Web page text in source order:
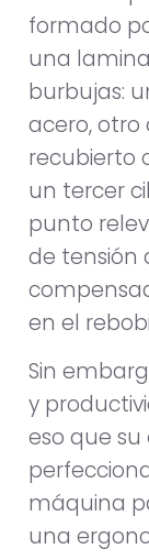
formado
una
burbujas:
acero,
recubierto
un tercer
punto
de tensión
en el
Sin
y
eso que
máquina
una